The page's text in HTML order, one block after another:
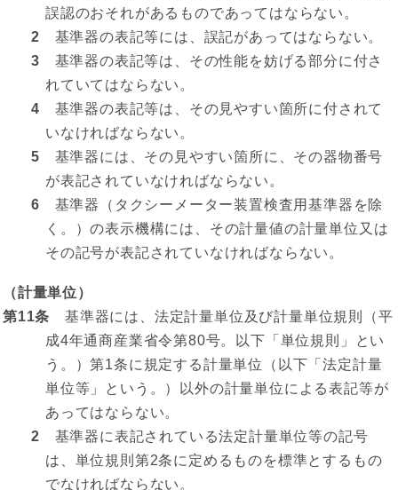
誤認のおそれがあるものであってはならない。
2 基準器の表記等には、誤記があってはならない。
3 基準器の表記等は、その性能を妨げる部分に付さ
れていてはならない。
4 基準器の表記等は、その見やすい箇所に付されて
いなければならない。
5 基準器には、その見やすい箇所に、その器物番号
が表記されていなければならない。
6 基準器（タクシーメーター装置検査用基準器を除
く。）の表示機構には、その計量値の計量単位又は
その記号が表記されていなければならない。
（計量単位）
第11条 基準器には、法定計量単位及び計量単位規則（平
成4年通商産業省令第80号。以下「単位規則」とい
う。）第1条に規定する計量単位（以下「法定計量
単位等」という。）以外の計量単位による表記等が
あってはならない。
2 基準器に表記されている法定計量単位等の記号
は、単位規則第2条に定めるものを標準とするもの
でなければならない。